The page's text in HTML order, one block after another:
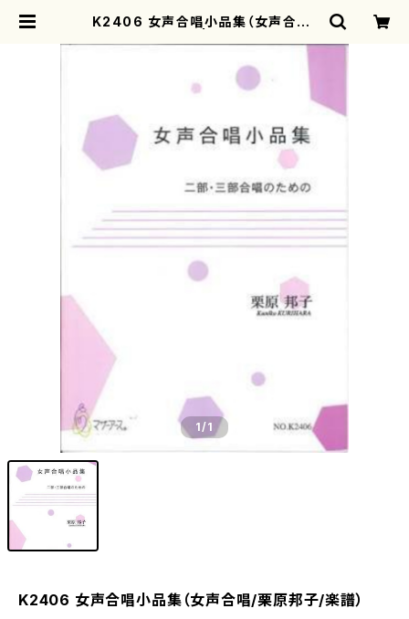
K2406 女声合唱小品集（女声合唱/
1/1
K2406 女声合唱小品集（女声合唱/栗原邦子/楽譜）